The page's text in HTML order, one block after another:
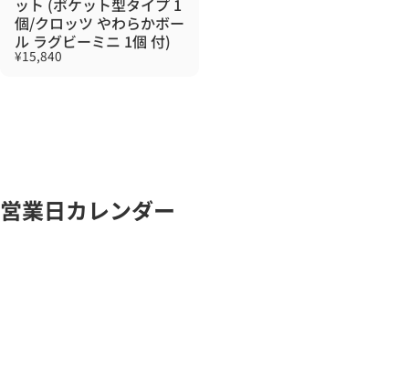
個/クロッツ やわらかボー
ル ラグビーミニ 1個 付)
¥15,840
営業日カレンダー